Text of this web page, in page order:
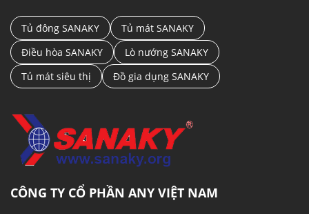
Tủ đông SANAKY
Tủ mát SANAKY
Điều hòa SANAKY
Lò nướng SANAKY
Tủ mát siêu thị
Đồ gia dụng SANAKY
CÔNG TY CỔ PHẦN ANY VIỆT NAM